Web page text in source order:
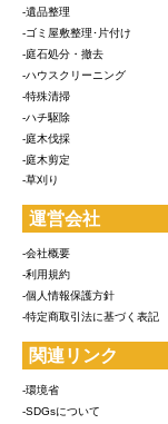
-遺品整理
-ゴミ屋敷整理･片付け
-庭石処分・撤去
-ハウスクリーニング
-特殊清掃
-ハチ駆除
-庭木伐採
-庭木剪定
-草刈り
運営会社
-会社概要
-利用規約
-個人情報保護方針
-特定商取引法に基づく表記
関連リンク
-環境省
-SDGsについて